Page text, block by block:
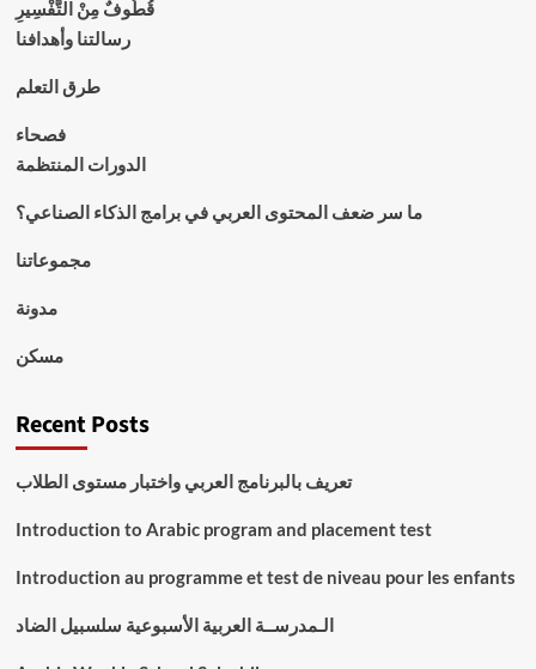
قُطُوفٌ مِنْ التَّفْسِيرِ
رسالتنا وأهدافنا
طرق التعلم
فصحاء
الدورات المنتظمة
ما سر ضعف المحتوى العربي في برامج الذكاء الصناعي؟
مجموعاتنا
مدونة
مسكن
Recent Posts
تعريف بالبرنامج العربي واختبار مستوى الطلاب
Introduction to Arabic program and placement test
Introduction au programme et test de niveau pour les enfants
الـمدرســة العربية الأسبوعية سلسبيل الضاد